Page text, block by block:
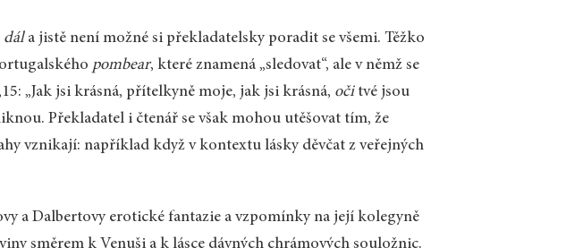
dála jistě není možné si překladatelsky poradit se všemi. Těžko
pombear, které znamená „sledovat“, ale v němž se
„Jak jsi krásná, přítelkyně moje, jak jsi krásná, očitvé jsou
Překladatel i čtenář se však mohou utěšovat tím, že
vznikají: například když v kontextu lásky děvčat z veřejných
a Dalbertovy erotické fantazie a vzpomínky na její kolegyně
směrem k Venuši a k lásce dávných chrámových souložnic.